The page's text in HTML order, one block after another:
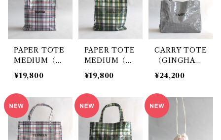
PAPER TOTE
MEDIUM（C
HECK NAV
Y）/ TEMBEA
¥19,800
PAPER TOTE
MEDIUM（C
HECK GREE
N）/ TEMBE
¥19,800
CARRY TOTE
（GINGHAM
SMALL BLAC
K）/ TEMBE
¥24,200